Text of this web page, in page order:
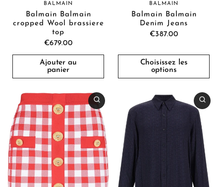
BALMAIN
Balmain Balmain
cropped Wool brassiere
top
€679.00
Ajouter au
panier
BALMAIN
Balmain Balmain
Denim Jeans
€387.00
Choisissez les
options